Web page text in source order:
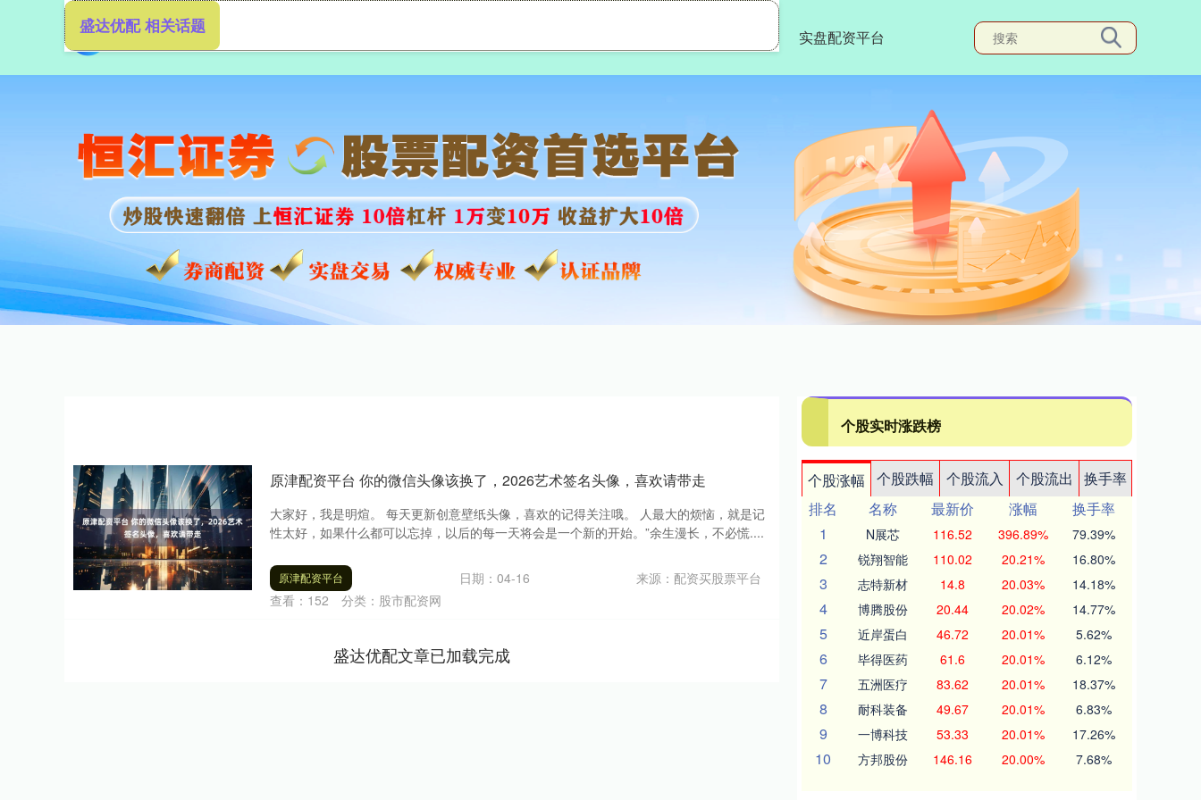
实盘配资平台
盛达优配 相关话题
原津配资平台 你的微信头像该换了，2026艺术签名头像，喜欢请带走
大家好，我是明煊。 每天更新创意壁纸头像，喜欢的记得关注哦。 人最大的烦恼，就是记
性太好，如果什么都可以忘掉，以后的每一天将会是一个新的开始。”余生漫长，不必慌....
原津配资平台 日期：04-16
来源：配资买股票平台
查看： 152 分类： 股市配资网
盛达优配文章已加载完成
个股实时涨跌榜
个股涨幅 个股跌幅 个股流入 个股流出
换手率
排名
名称 最新价 涨幅
换手率
1
N展芯 116.52 396.89% 79.39%
2 锐翔智能 110.02 20.21% 16.80%
3 志特新材 14.8 20.03% 14.18%
4 博腾股份 20.44 20.02% 14.77%
5 近岸蛋白 46.72 20.01% 5.62%
6 毕得医药 61.6 20.01% 6.12%
7 五洲医疗 83.62 20.01% 18.37%
8 耐科装备 49.67 20.01% 6.83%
9 一博科技 53.33 20.01% 17.26%
10 方邦股份 146.16 20.00% 7.68%